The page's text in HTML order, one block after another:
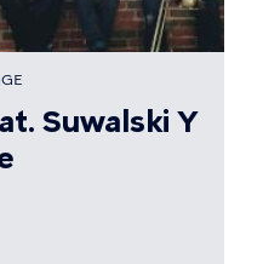
Suwalski Y